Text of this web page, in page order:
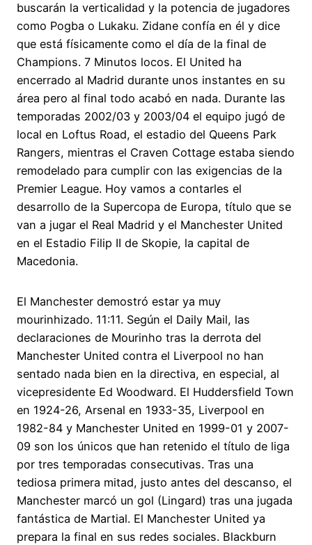
buscarán la verticalidad y la potencia de jugadores
como Pogba o Lukaku. Zidane confía en él y dice
que está físicamente como el día de la final de
Champions. 7 Minutos locos. El United ha
encerrado al Madrid durante unos instantes en su
área pero al final todo acabó en nada. Durante las
temporadas 2002/03 y 2003/04 el equipo jugó de
local en Loftus Road, el estadio del Queens Park
Rangers, mientras el Craven Cottage estaba siendo
remodelado para cumplir con las exigencias de la
Premier League. Hoy vamos a contarles el
desarrollo de la Supercopa de Europa, título que se
van a jugar el Real Madrid y el Manchester United
en el Estadio Filip II de Skopie, la capital de
Macedonia.
El Manchester demostró estar ya muy
mourinhizado. 11:11. Según el Daily Mail, las
declaraciones de Mourinho tras la derrota del
Manchester United contra el Liverpool no han
sentado nada bien en la directiva, en especial, al
vicepresidente Ed Woodward. El Huddersfield Town
en 1924-26, Arsenal en 1933-35, Liverpool en
1982-84 y Manchester United en 1999-01 y 2007-
09 son los únicos que han retenido el título de liga
por tres temporadas consecutivas. Tras una
tediosa primera mitad, justo antes del descanso, el
Manchester marcó un gol (Lingard) tras una jugada
fantástica de Martial. El Manchester United ya
prepara la final en sus redes sociales. Blackburn